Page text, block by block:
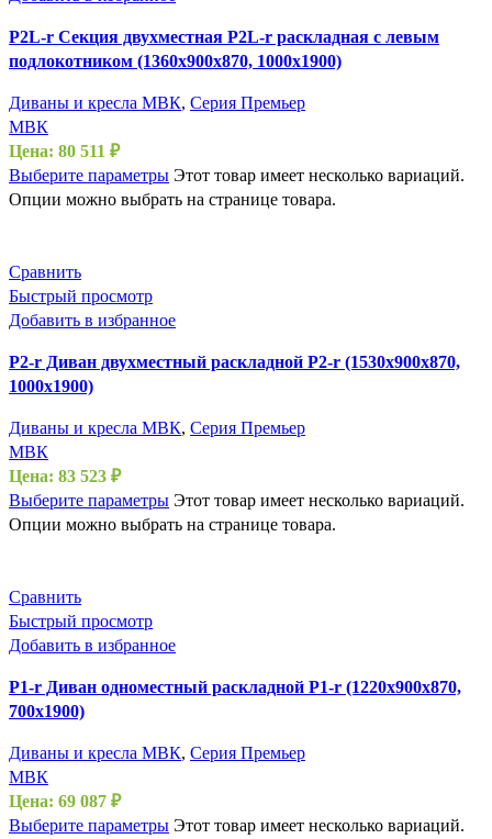
P2L-r Секция двухместная P2L-r раскладная с левым
подлокотником (1360х900х870, 1000х1900)
Диваны и кресла МВК, Серия Премьер
МВК
Цена: 80 511 ₽
Выберите параметры Этот товар имеет несколько вариаций.
Опции можно выбрать на странице товара.
Сравнить
Быстрый просмотр
Добавить в избранное
P2-r Диван двухместный раскладной P2-r (1530х900х870,
1000х1900)
Диваны и кресла МВК, Серия Премьер
МВК
Цена: 83 523 ₽
Выберите параметры Этот товар имеет несколько вариаций.
Опции можно выбрать на странице товара.
Сравнить
Быстрый просмотр
Добавить в избранное
P1-r Диван одноместный раскладной P1-r (1220х900х870,
700х1900)
Диваны и кресла МВК, Серия Премьер
МВК
Цена: 69 087 ₽
Выберите параметры Этот товар имеет несколько вариаций.